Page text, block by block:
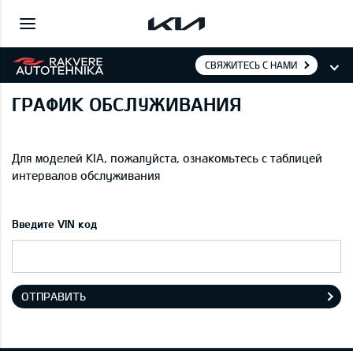
СВЯЖИТЕСЬ С НАМИ
ГРАФИК ОБСЛУЖИВАНИЯ
Для моделей KIA, пожалуйста, ознакомьтесь с таблицей
интервалов обслуживания
Введите VIN код
ОТПРАВИТЬ